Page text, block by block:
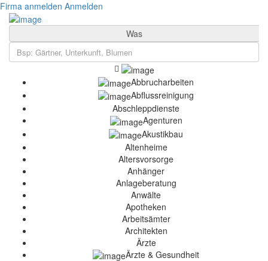
Firma anmelden Anmelden
Was
Abbrucharbeiten
Abflussreinigung
Abschleppdienste
Agenturen
Akustikbau
Altenheime
Altersvorsorge
Anhänger
Anlageberatung
Anwälte
Apotheken
Arbeitsämter
Architekten
Ärzte
Ärzte & Gesundheit